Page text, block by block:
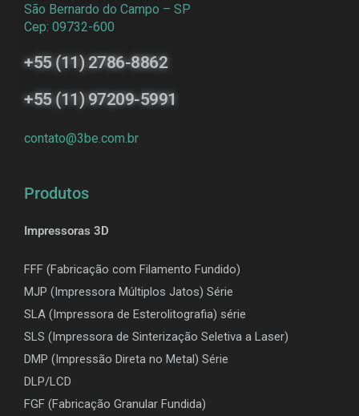
São Bernardo do Campo – SP
Cep: 09732-600
+55 (11) 2786-8862
+55 (11) 97209-5991
contato@3be.com.br
Produtos
Impressoras 3D
FFF (Fabricação com Filamento Fundido)
MJP (Impressora Múltiplos Jatos) Série
SLA (Impressora de Esterolitografia) série
SLS (Impressora de Sinterização Seletiva a Laser)
DMP (Impressão Direta no Metal) Série
DLP/LCD
FGF (Fabricação Granular Fundida)